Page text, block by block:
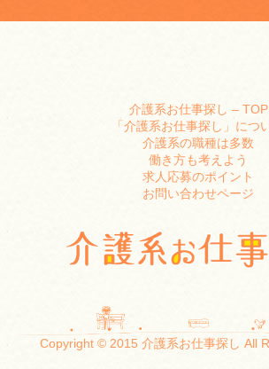
介護系お仕事探し – TOP
「介護系お仕事探し」につ
介護系の職種は多数
働き方も考えよう
求人応募のポイント
お問い合わせページ
Copyright © 2015 介護系お仕事探し All